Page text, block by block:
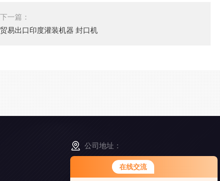
在线交流
下一篇：
贸易出口印度灌装机器 封口机
公司地址：
浙江省舟山市普陀区展茅街道晓晖路3号